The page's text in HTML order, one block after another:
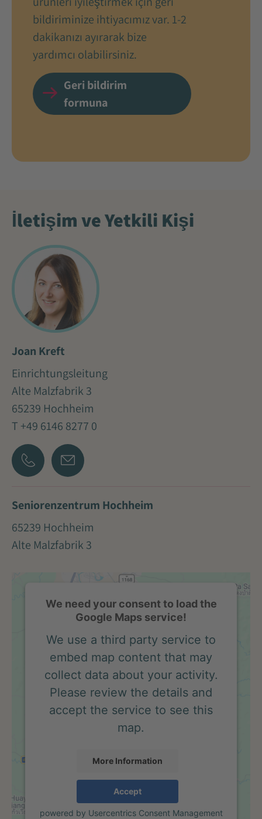
bildiriminize ihtiyacımız var. 1-2
dakikanızı ayırarak bize
yardımcı olabilirsiniz.
Geri bildirim
formuna
İletişim ve Yetkili Kişi
Joan Kreft
Einrichtungsleitung
Alte Malzfabrik 3
65239 Hochheim
T +49 6146 8277 0
Seniorenzentrum Hochheim
65239 Hochheim
Alte Malzfabrik 3
We need your consent to load the
Google Maps service!
We use a third party service to
embed map content that may
collect data about your activity.
Please review the details and
accept the service to see this
map.
More Information
Accept
powered by Usercentrics Consent Management